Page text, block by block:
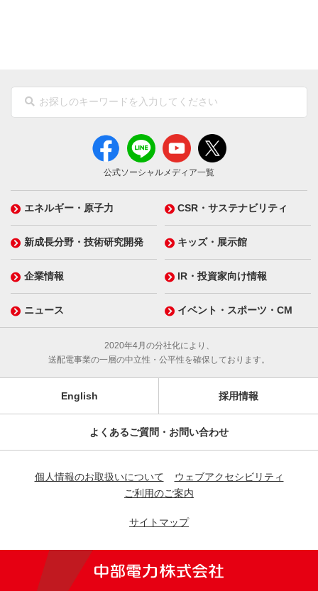
公式ソーシャルメディア一覧
エネルギー・原子力 CSR・サステナビリティ
新成長分野・技術研究開発 キッズ・展示館
企業情報 IR・投資家向け情報
ニュース イベント・スポーツ・CM
2020年4月の分社化により、
送配電事業の一層の中立性・公平性を確保しております。
English 採用情報
よくあるご質問・お問い合わせ
個人情報のお取扱いについて
ウェブアクセシビリティ
ご利用のご案内
サイトマップ